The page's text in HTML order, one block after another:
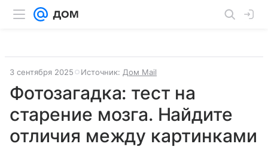
3 сентября 2025 Источник: Дом Mail
Фотозагадка: ​тест на
старение мозга. Найдите
отличия между картинками